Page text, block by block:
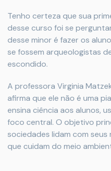
Tenho certeza que sua
desse curso foi se
desse minor é fazer os
se fossem arqueologistas
escondido.
A professora Virginia
afirma que ele não é uma
ensina ciência aos alunos,
foco central. O objetivo
sociedades lidam com seus
que cuidam do meio